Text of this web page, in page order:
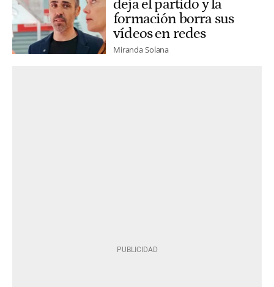
deja el partido y la
formación borra sus
vídeos en redes
Miranda Solana